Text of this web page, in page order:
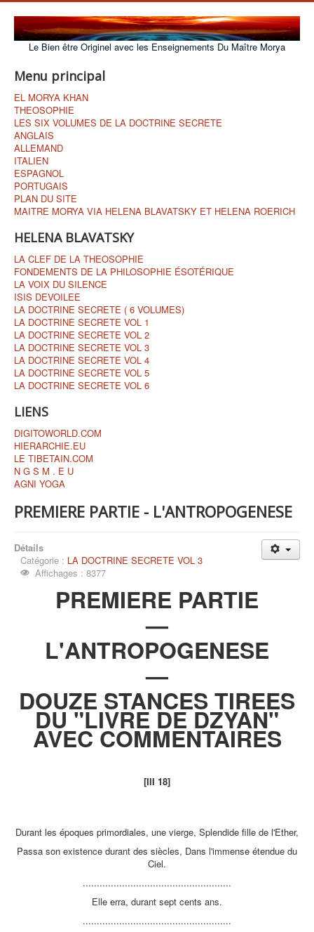
Le Bien être Originel avec les Enseignements Du Maître Morya
Menu principal
EL MORYA KHAN
THEOSOPHIE
LES SIX VOLUMES DE LA DOCTRINE SECRETE
ANGLAIS
ALLEMAND
ITALIEN
ESPAGNOL
PORTUGAIS
PLAN DU SITE
MAITRE MORYA VIA HELENA BLAVATSKY ET HELENA ROERICH
HELENA BLAVATSKY
LA CLEF DE LA THEOSOPHIE
FONDEMENTS DE LA PHILOSOPHIE ÉSOTÉRIQUE
LA VOIX DU SILENCE
ISIS DEVOILEE
LA DOCTRINE SECRETE ( 6 VOLUMES)
LA DOCTRINE SECRETE VOL 1
LA DOCTRINE SECRETE VOL 2
LA DOCTRINE SECRETE VOL 3
LA DOCTRINE SECRETE VOL 4
LA DOCTRINE SECRETE VOL 5
LA DOCTRINE SECRETE VOL 6
LIENS
DIGITOWORLD.COM
HIERARCHIE.EU
LE TIBETAIN.COM
N G S M . E U
AGNI YOGA
PREMIERE PARTIE - L'ANTROPOGENESE
Détails
Catégorie : LA DOCTRINE SECRETE VOL 3
Affichages : 8377
PREMIERE PARTIE
—
L'ANTROPOGENESE
—
DOUZE STANCES TIREES
DU "LIVRE DE DZYAN"
AVEC COMMENTAIRES
[III 18]
Durant les époques primordiales, une vierge, Splendide fille de l'Ether,
Passa son existence durant des siècles, Dans l'immense étendue du
Ciel.
.....................................................
Elle erra, durant sept cents ans.
.....................................................